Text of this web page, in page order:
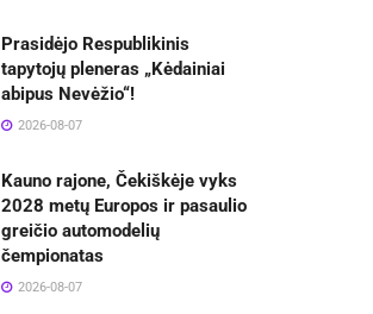
Prasidėjo Respublikinis
tapytojų pleneras „Kėdainiai
abipus Nevėžio“!
2026-08-07
Kauno rajone, Čekiškėje vyks
2028 metų Europos ir pasaulio
greičio automodelių
čempionatas
2026-08-07